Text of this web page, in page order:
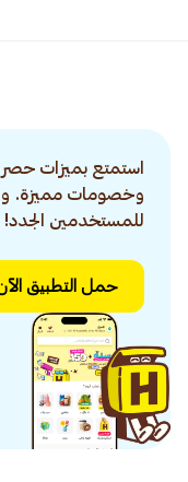
استمتع بميزات
وخصومات مميزة.
للمستخدمين الجدد!
حمل التطبيق